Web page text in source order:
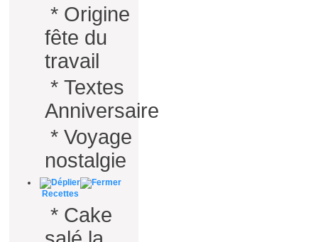
* Origine
fête du
travail
* Textes
Anniversaire
* Voyage
nostalgie
Recettes
* Cake